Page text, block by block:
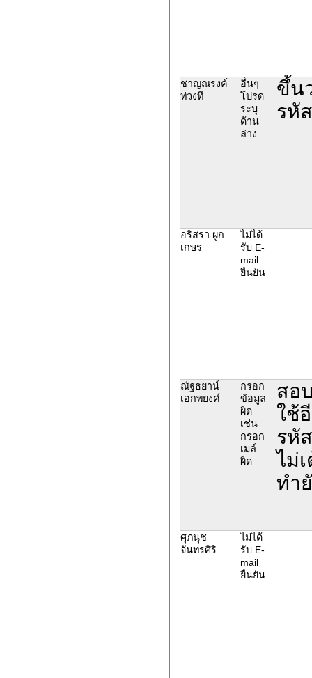
ชาญณรงค์
ท่วงที
อื่นๆ
โปรด
ระบุ
ด้าน
ล่าง
ขึ้น
รหั
อริสรา ผูก
เกษร
ไม่ได้
รับ E-
mail
ยืนยัน
ณัฐธยาน์
เอกพยงค์
กรอก
ข้อมูล
ผิด
เช่น
กรอก
เมล์
ผิด
สอ
ใช้
รหั
ไม่
ทำ
ศุภนุช
จันทรศิริ
ไม่ได้
รับ E-
mail
ยืนยัน